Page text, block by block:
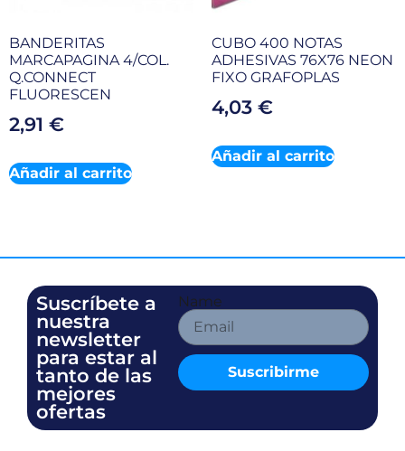
BANDERITAS
MARCAPAGINA 4/COL.
Q.CONNECT
FLUORESCEN
2,91 €
Añadir al carrito
CUBO 400 NOTAS
ADHESIVAS 76X76 NEON
FIXO GRAFOPLAS
4,03 €
Añadir al carrito
Name
Suscribirme
Suscríbete a
nuestra
newsletter
para estar al
tanto de las
mejores
ofertas